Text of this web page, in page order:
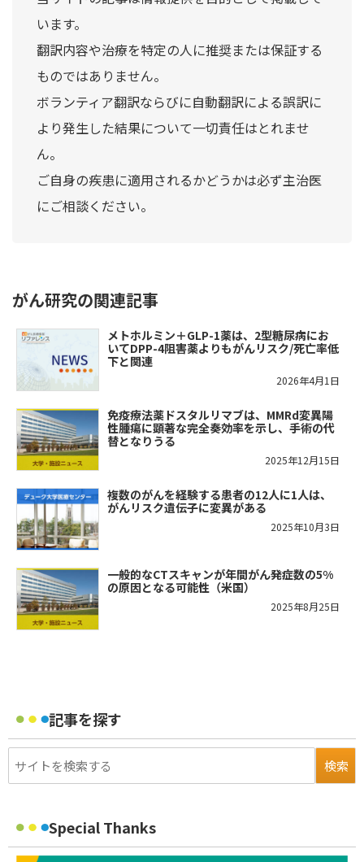
います。
翻訳内容や治療を特定の人に推奨または保証する
ものではありません。
ボランティア翻訳ならびに自動翻訳による誤訳に
より発生した結果について一切責任はとれませ
ん。
ご自身の疾患に適用されるかどうかは必ず主治医
にご相談ください。
がん研究の関連記事
メトホルミン＋GLP-1薬は、2型糖尿病にお
いてDPP-4阻害薬よりもがんリスク/死亡率低
下と関連
2026年4月1日
免疫療法薬ドスタルリマブは、MMRd変異陽
性腫瘍に顕著な完全奏効率を示し、手術の代
替となりうる
2025年12月15日
複数のがんを経験する患者の12人に1人は、
がんリスク遺伝子に変異がある
2025年10月3日
一般的なCTスキャンが年間がん発症数の5%
の原因となる可能性（米国）
2025年8月25日
記事を探す
Special Thanks